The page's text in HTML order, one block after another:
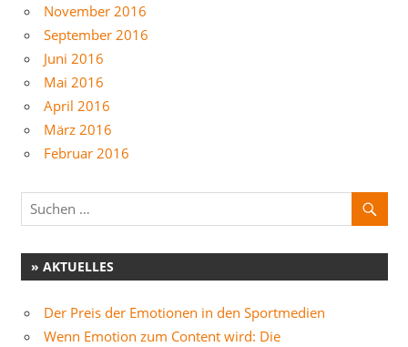
November 2016
September 2016
Juni 2016
Mai 2016
April 2016
März 2016
Februar 2016
» AKTUELLES
Der Preis der Emotionen in den Sportmedien
Wenn Emotion zum Content wird: Die